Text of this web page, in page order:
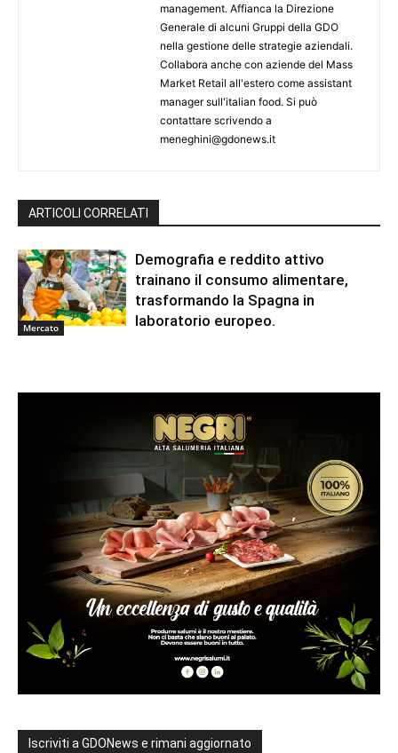
management. Affianca la Direzione
Generale di alcuni Gruppi della GDO
nella gestione delle strategie aziendali.
Collabora anche con aziende del Mass
Market Retail all'estero come assistant
manager sull'italian food. Si può
contattare scrivendo a
meneghini@gdonews.it
ARTICOLI CORRELATI
Mercato
Demografia e reddito attivo
trainano il consumo alimentare,
trasformando la Spagna in
laboratorio europeo.
Iscriviti a GDONews e rimani aggiornato